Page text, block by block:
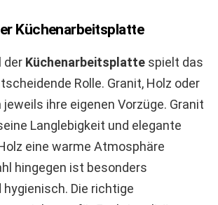
Küchenarbeitsplatte
der Küchenarbeitsplatte spielt das
Rolle. Granit, Holz oder
ihre eigenen Vorzüge. Granit
Langlebigkeit und elegante
eine warme Atmosphäre
hingegen ist besonders
Die richtige